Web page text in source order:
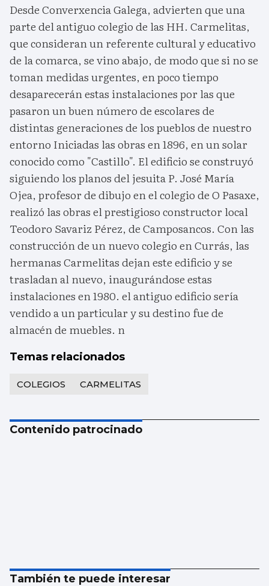
Desde Converxencia Galega, advierten que una
parte del antiguo colegio de las HH. Carmelitas,
que consideran un referente cultural y educativo
de la comarca, se vino abajo, de modo que si no se
toman medidas urgentes, en poco tiempo
desaparecerán estas instalaciones por las que
pasaron un buen número de escolares de
distintas generaciones de los pueblos de nuestro
entorno Iniciadas las obras en 1896, en un solar
conocido como "Castillo". El edificio se construyó
siguiendo los planos del jesuita P. José María
Ojea, profesor de dibujo en el colegio de O Pasaxe,
realizó las obras el prestigioso constructor local
Teodoro Savariz Pérez, de Camposancos. Con las
construcción de un nuevo colegio en Currás, las
hermanas Carmelitas dejan este edificio y se
trasladan al nuevo, inaugurándose estas
instalaciones en 1980. el antiguo edificio sería
vendido a un particular y su destino fue de
almacén de muebles. n
Temas relacionados
COLEGIOS CARMELITAS
Contenido patrocinado
También te puede interesar